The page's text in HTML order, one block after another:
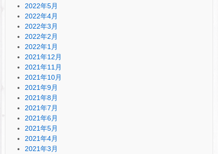
2022年5月
2022年4月
2022年3月
2022年2月
2022年1月
2021年12月
2021年11月
2021年10月
2021年9月
2021年8月
2021年7月
2021年6月
2021年5月
2021年4月
2021年3月